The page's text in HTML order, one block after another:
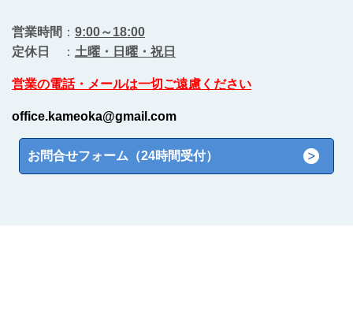
営業時間 ： 9:00～18:00
定休日
： 土曜・日曜・祝日
営業の電話・メールは一切ご遠慮ください
office.kameoka@gmail.com
お問合せフォーム（24時間受付）